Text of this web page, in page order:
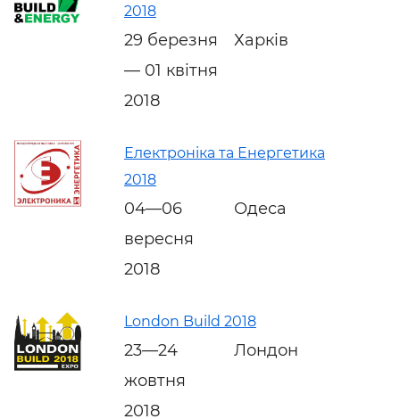
2018
29 березня
— 01 квітня
2018
Харків
Електроніка та Енергетика
2018
04—06
вересня
2018
Одеса
London Build 2018
23—24
жовтня
2018
Лондон